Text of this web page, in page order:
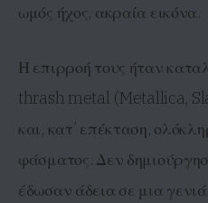
ωμός ήχος, ακραία εικόνα.
Η επιρροή τους ήταν
thrash metal (Metallica,
και, κατ’ επέκταση,
φάσματος. Δεν
έδωσαν άδεια σε μια